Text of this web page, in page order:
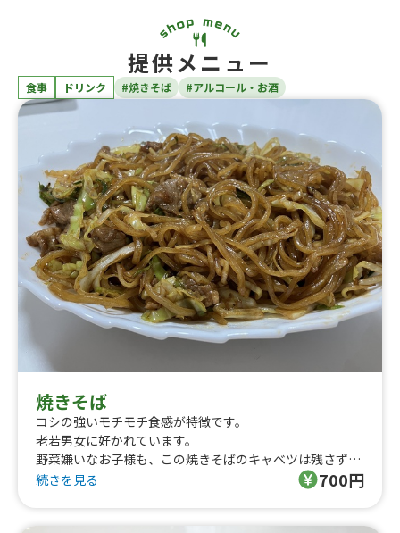
提供メニュー
食事 ドリンク #焼きそば #アルコール・お酒
焼きそば
コシの強いモチモチ食感が特徴です。
老若男女に好かれています。
野菜嫌いなお子様も、この焼きそばのキャベツは残さず食
べてくれると思います👍
続きを見る 700円